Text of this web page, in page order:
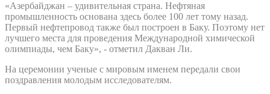
«Азербайджан – удивительная страна. Нефтяная
промышленность основана здесь более 100 лет тому назад.
Первый нефтепровод также был построен в Баку. Поэтому нет
лучшего места для проведения Международной химической
олимпиады, чем Баку», - отметил Дакван Ли.
На церемонии ученые с мировым именем передали свои
поздравления молодым исследователям.